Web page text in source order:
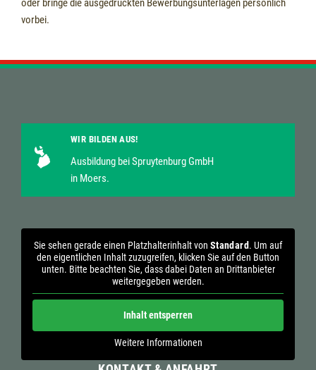
oder bringe die ausgedruckten Bewerbungsunterlagen persönlich
vorbei.
WIR BILDEN AUS!
Ausbildung bei Spruytenburg GmbH
in Moers.
Sie sehen gerade einen Platzhalterinhalt von Standard. Um auf
den eigentlichen Inhalt zuzugreifen, klicken Sie auf den Button
unten. Bitte beachten Sie, dass dabei Daten an Drittanbieter
weitergegeben werden.
Inhalt entsperren
Weitere Informationen